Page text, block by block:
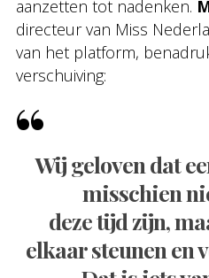
aanzetten tot nadenken.
directeur van Miss
van het platform,
verschuiving:
Wij geloven dat
misschien
deze tijd zijn,
elkaar steunen en